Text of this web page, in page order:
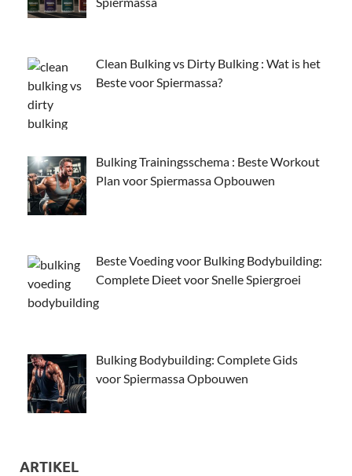
Clean Bulking vs Dirty Bulking : Wat is het
Beste voor Spiermassa?
Bulking Trainingsschema : Beste Workout
Plan voor Spiermassa Opbouwen
Beste Voeding voor Bulking Bodybuilding:
Complete Dieet voor Snelle Spiergroei
Bulking Bodybuilding: Complete Gids
voor Spiermassa Opbouwen
ARTIKEL